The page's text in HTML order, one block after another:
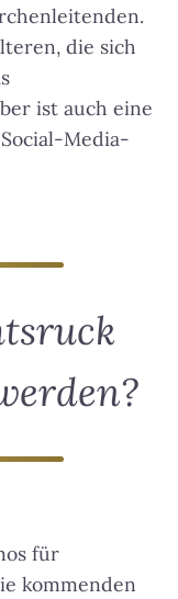
die sich
ist auch eine
Media-
für
kommenden